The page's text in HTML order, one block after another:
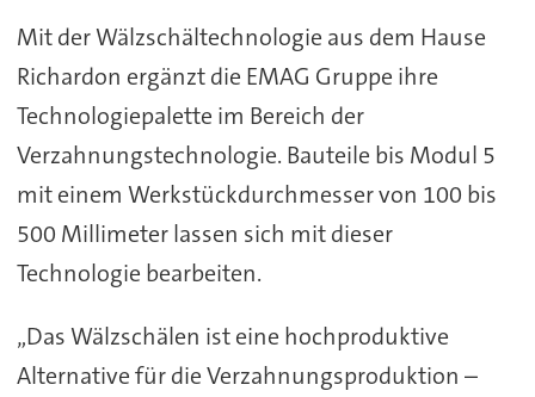
Mit der Wälzschältechnologie aus dem Hause
Richardon ergänzt die EMAG Gruppe ihre
Technologiepalette im Bereich der
Verzahnungstechnologie. Bauteile bis Modul 5
mit einem Werkstückdurchmesser von 100 bis
500 Millimeter lassen sich mit dieser
Technologie bearbeiten.
„Das Wälzschälen ist eine hochproduktive
Alternative für die Verzahnungsproduktion –